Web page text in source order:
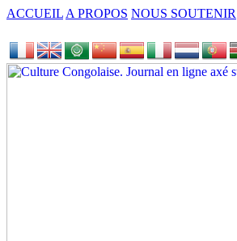
ACCUEIL A PROPOS NOUS SOUTENIR